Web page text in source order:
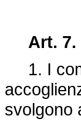
Art. 7.
1. I
svolgono